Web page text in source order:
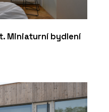
Miniaturní bydlení